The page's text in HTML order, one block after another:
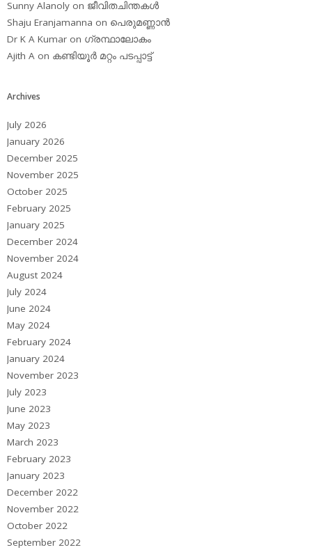
Sunny Alanoly on ജീവിതചിന്തകള്‍
Shaju Eranjamanna on പെരുമണ്ണാന്‍
Dr K A Kumar on ഗ്രന്ഥാലോകം
Ajith A on കണ്ടിയൂര്‍ മറ്റം പടപ്പാട്ട്‌
Archives
July 2026
January 2026
December 2025
November 2025
October 2025
February 2025
January 2025
December 2024
November 2024
August 2024
July 2024
June 2024
May 2024
February 2024
January 2024
November 2023
July 2023
June 2023
May 2023
March 2023
February 2023
January 2023
December 2022
November 2022
October 2022
September 2022